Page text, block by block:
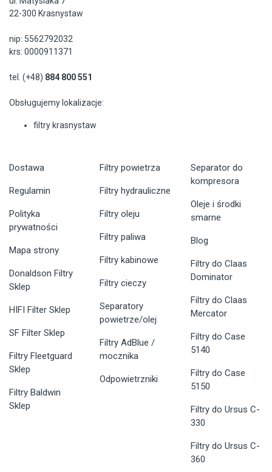
22-300 Krasnystaw
nip: 5562792032
krs: 0000911371
tel. (+48) 884 800 551
Obsługujemy lokalizacje:
filtry krasnystaw
Dostawa
Regulamin
Polityka
prywatności
Mapa strony
Donaldson Filtry
Sklep
HIFI Filter Sklep
SF Filter Sklep
Filtry Fleetguard
Sklep
Filtry Baldwin
Sklep
Filtry powietrza
Filtry hydrauliczne
Filtry oleju
Filtry paliwa
Filtry kabinowe
Filtry cieczy
Separatory
powietrze/olej
Filtry AdBlue /
mocznika
Odpowietrzniki
Separator do
kompresora
Oleje i środki
smarne
Blog
Filtry do Claas
Dominator
Filtry do Claas
Mercator
Filtry do Case
5140
Filtry do Case
5150
Filtry do Ursus C-
330
Filtry do Ursus C-
360